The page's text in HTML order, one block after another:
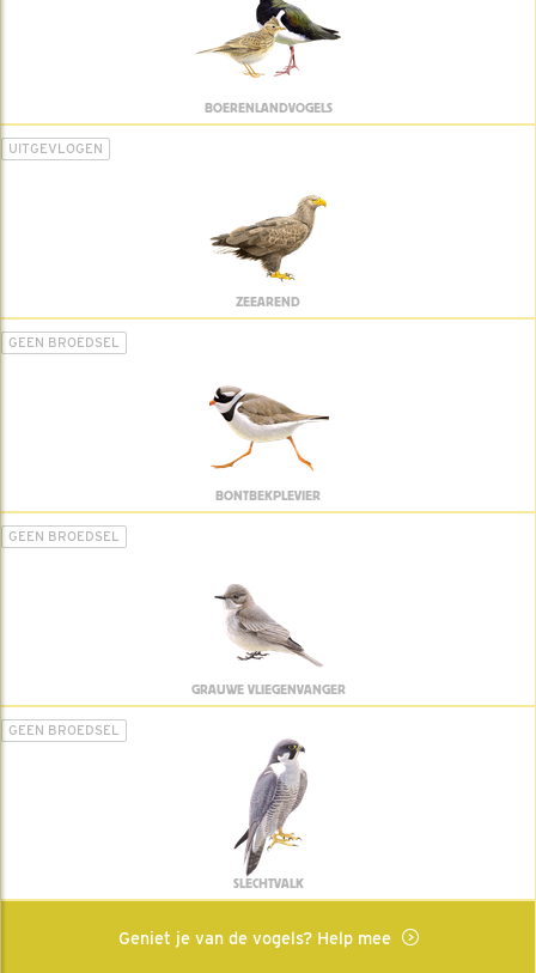
BOERENLANDVOGELS
UITGEVLOGEN
ZEEAREND
GEEN BROEDSEL
BONTBEKPLEVIER
GEEN BROEDSEL
GRAUWE VLIEGENVANGER
GEEN BROEDSEL
SLECHTVALK
Geniet je van de vogels? Help mee